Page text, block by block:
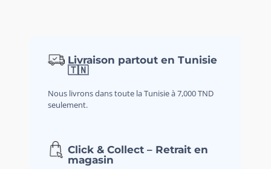
Livraison partout en Tunisie
🇹🇳
Nous livrons dans toute la Tunisie à 7,000 TND
seulement.
Click & Collect – Retrait en
magasin